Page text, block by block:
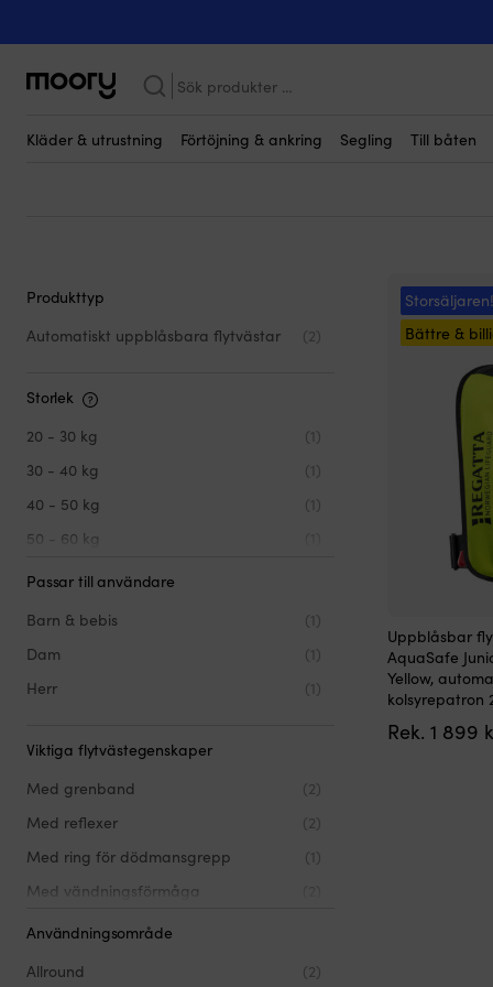
Sök
efter:
Kläder & utrustning Förtöjning & ankring Segling Till båten
Regatta AquaSafe
Produkttyp
Automatiskt uppblåsbara flytvästar
(2)
Storlek
20 - 30 kg
(1)
30 - 40 kg
(1)
40 - 50 kg
(1)
50 - 60 kg
60 - 70 kg
120 kg och mer
Passar till användare
Barn & bebis
(1)
Dam
(1)
Herr
(1)
Viktiga flytvästegenskaper
Med grenband
(2)
Med reflexer
(2)
Med ring för dödmansgrepp
(1)
Med vändningsförmåga
Med visselpipa
Användningsområde
Allround
(2)
Storsäljaren!
Bättre &
Den
här
produkten
har
flera
varianter.
Uppblåsbar
AquaSafe
Yellow,
kolsyrepatron
Rek. 1 899